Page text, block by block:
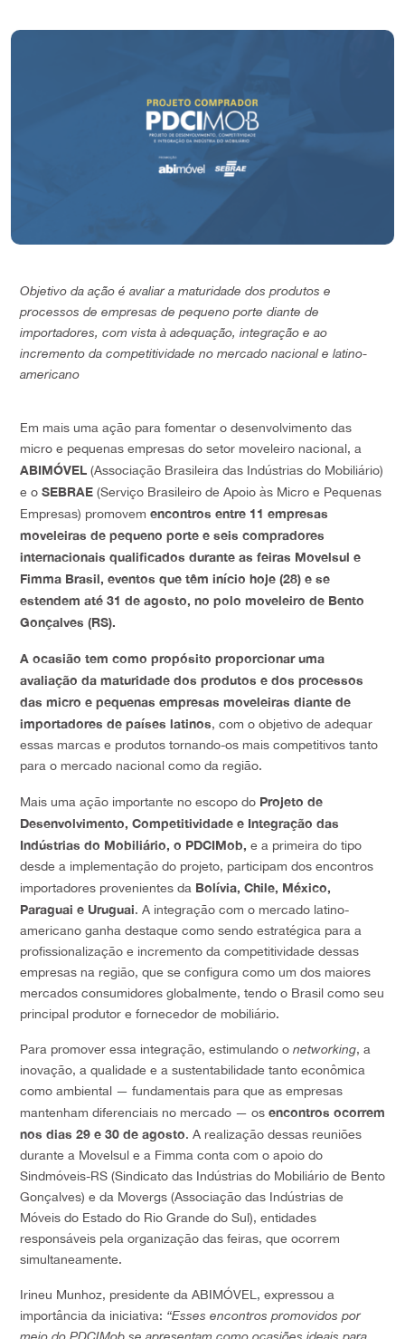
Objetivo da ação é avaliar a maturidade dos produtos e
processos de empresas de pequeno porte diante de
importadores, com vista à adequação, integração e ao
incremento da competitividade no mercado nacional e latino-
americano
Em mais uma ação para fomentar o desenvolvimento das
micro e pequenas empresas do setor moveleiro nacional, a
ABIMÓVEL (Associação Brasileira das Indústrias do Mobiliário)
e o SEBRAE (Serviço Brasileiro de Apoio às Micro e Pequenas
Empresas) promovem encontros entre 11 empresas
moveleiras de pequeno porte e seis compradores
internacionais qualificados durante as feiras Movelsul e
Fimma Brasil, eventos que têm início hoje (28) e se
estendem até 31 de agosto, no polo moveleiro de Bento
Gonçalves (RS).
A ocasião tem como propósito proporcionar uma
avaliação da maturidade dos produtos e dos processos
das micro e pequenas empresas moveleiras diante de
importadores de países latinos, com o objetivo de adequar
essas marcas e produtos tornando-os mais competitivos tanto
para o mercado nacional como da região.
Mais uma ação importante no escopo do Projeto de
Desenvolvimento, Competitividade e Integração das
Indústrias do Mobiliário, o PDCIMob, e a primeira do tipo
desde a implementação do projeto, participam dos encontros
importadores provenientes da Bolívia, Chile, México,
Paraguai e Uruguai. A integração com o mercado latino-
americano ganha destaque como sendo estratégica para a
profissionalização e incremento da competitividade dessas
empresas na região, que se configura como um dos maiores
mercados consumidores globalmente, tendo o Brasil como seu
principal produtor e fornecedor de mobiliário.
Para promover essa integração, estimulando o networking, a
inovação, a qualidade e a sustentabilidade tanto econômica
como ambiental — fundamentais para que as empresas
mantenham diferenciais no mercado — os encontros ocorrem
nos dias 29 e 30 de agosto. A realização dessas reuniões
durante a Movelsul e a Fimma conta com o apoio do
Sindmóveis-RS (Sindicato das Indústrias do Mobiliário de Bento
Gonçalves) e da Movergs (Associação das Indústrias de
Móveis do Estado do Rio Grande do Sul), entidades
responsáveis pela organização das feiras, que ocorrem
simultaneamente.
Irineu Munhoz, presidente da ABIMÓVEL, expressou a
importância da iniciativa: “Esses encontros promovidos por